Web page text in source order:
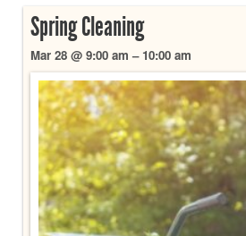
Spring Cleaning
Mar 28 @ 9:00 am – 10:00 am